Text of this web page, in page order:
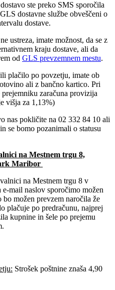
ste preko SMS sporočila
dostavne službe obveščeni o
dostave.
ustreza, imate možnost, da se z
kraju dostave, ali da
od GLS prevzemnem mestu.
plačilo po povzetju, imate ob
ali z bančno kartico. Pri
zaračuna provizija
višja za 1,13%)
nas pokličite na 02 332 84 10 ali
in se bomo pozanimali o statusu
na Mestnem trgu 8,
Maribor
na Mestnem trgu 8 v
mail naslov sporočimo možen
možen prevzem naročila že
plačuje po predračunu, najprej
kupnine in šele po prejemu
Strošek poštnine znaša 4,90